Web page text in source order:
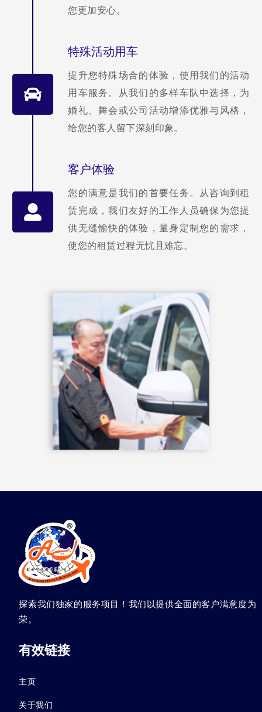
您更加安心。
特殊活动用车
提升您特殊场合的体验，使用我们的活动
用车服务。从我们的多样车队中选择，为
婚礼、舞会或公司活动增添优雅与风格，
给您的客人留下深刻印象。
客户体验
您的满意是我们的首要任务。从咨询到租
赁完成，我们友好的工作人员确保为您提
供无缝愉快的体验，量身定制您的需求，
使您的租赁过程无忧且难忘。
探索我们独家的服务项目！我们以提供全面的客户满意度为
荣。
有效链接
主页
关于我们